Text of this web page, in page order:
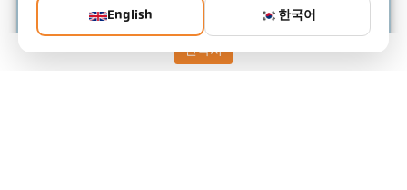
연락처
English 한국어